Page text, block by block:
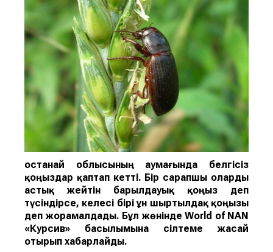
Қостанай облысының аумағында белгісіз
қоңыздар қаптап кетті. Бір сарапшы оларды
астық жейтін барылдауық қоңыз деп
түсіндірсе, келесі біріұн шыртылдақ қоңызы
деп жорамалдады. Бұл жөнінде World of NAN
«Курсив» басылымына сілтеме жасай
отырып хабарлайды.